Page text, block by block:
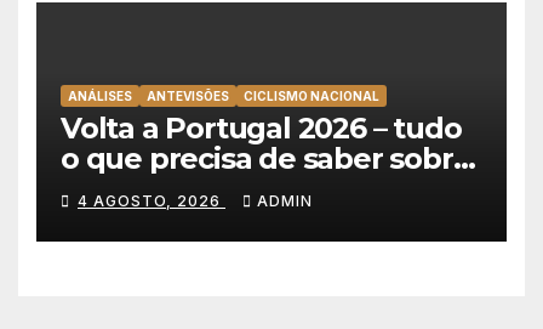
ANÁLISES ANTEVISÕES CICLISMO NACIONAL
Volta a Portugal 2026 – tudo
o que precisa de saber sobre
as equipas e o percurso
4 AGOSTO, 2026 ADMIN